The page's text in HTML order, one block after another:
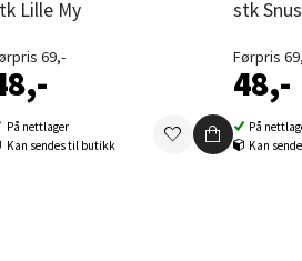
Lille My
69,-
På nettlager
Kan sendes til butikk
stk
Førpris
48,-
På
Kan